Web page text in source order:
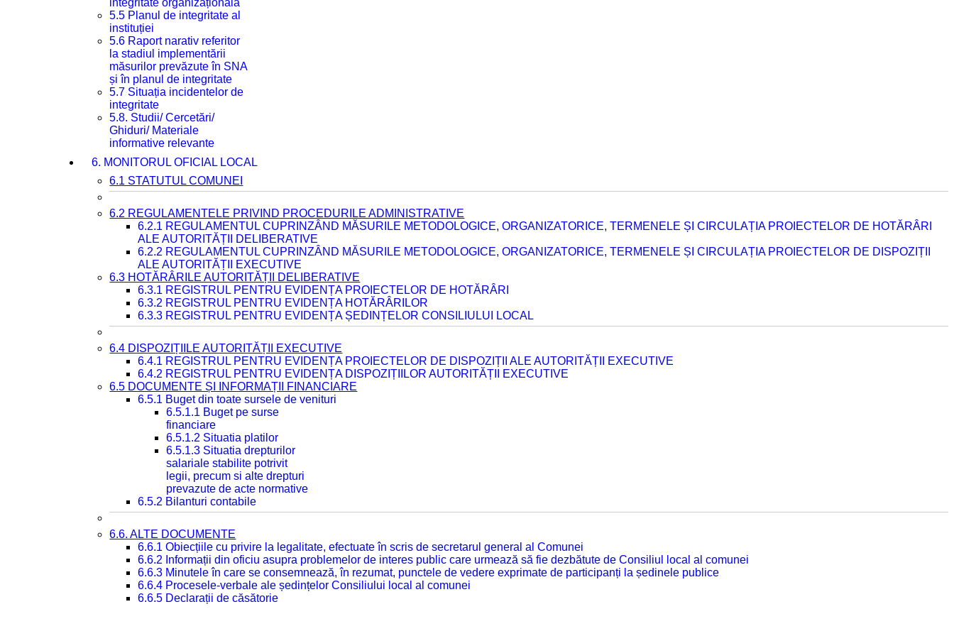
integritate organizațională
5.5 Planul de integritate al
instituției
5.6 Raport narativ referitor
la stadiul implementării
măsurilor prevăzute în SNA
și în planul de integritate
5.7 Situația incidentelor de
integritate
5.8. Studii/ Cercetări/
Ghiduri/ Materiale
informative relevante
6. MONITORUL OFICIAL LOCAL
6.1 STATUTUL COMUNEI
6.2 REGULAMENTELE PRIVIND PROCEDURILE ADMINISTRATIVE
6.2.1 REGULAMENTUL CUPRINZÂND MĂSURILE METODOLOGICE, ORGANIZATORICE, TERMENELE ȘI CIRCULAȚIA PROIECTELOR DE HOTĂRÂRI
ALE AUTORITĂȚII DELIBERATIVE
6.2.2 REGULAMENTUL CUPRINZÂND MĂSURILE METODOLOGICE, ORGANIZATORICE, TERMENELE ȘI CIRCULAȚIA PROIECTELOR DE DISPOZIȚII
ALE AUTORITĂȚII EXECUTIVE
6.3 HOTĂRÂRILE AUTORITĂȚII DELIBERATIVE
6.3.1 REGISTRUL PENTRU EVIDENȚA PROIECTELOR DE HOTĂRÂRI
6.3.2 REGISTRUL PENTRU EVIDENȚA HOTĂRÂRILOR
6.3.3 REGISTRUL PENTRU EVIDENȚA ȘEDINȚELOR CONSILIULUI LOCAL
6.4 DISPOZIȚIILE AUTORITĂȚII EXECUTIVE
6.4.1 REGISTRUL PENTRU EVIDENȚA PROIECTELOR DE DISPOZIȚII ALE AUTORITĂȚII EXECUTIVE
6.4.2 REGISTRUL PENTRU EVIDENȚA DISPOZIȚIILOR AUTORITĂȚII EXECUTIVE
6.5 DOCUMENTE ȘI INFORMAȚII FINANCIARE
6.5.1 Buget din toate sursele de venituri
6.5.1.1 Buget pe surse
financiare
6.5.1.2 Situatia platilor
6.5.1.3 Situatia drepturilor
salariale stabilite potrivit
legii, precum si alte drepturi
prevazute de acte normative
6.5.2 Bilanturi contabile
6.6. ALTE DOCUMENTE
6.6.1 Obiecțiile cu privire la legalitate, efectuate în scris de secretarul general al Comunei
6.6.2 Informații din oficiu asupra problemelor de interes public care urmează să fie dezbătute de Consiliul local al comunei
6.6.3 Minutele în care se consemnează, în rezumat, punctele de vedere exprimate de participanți la ședinele publice
6.6.4 Procesele-verbale ale ședințelor Consiliului local al comunei
6.6.5 Declarații de căsătorie